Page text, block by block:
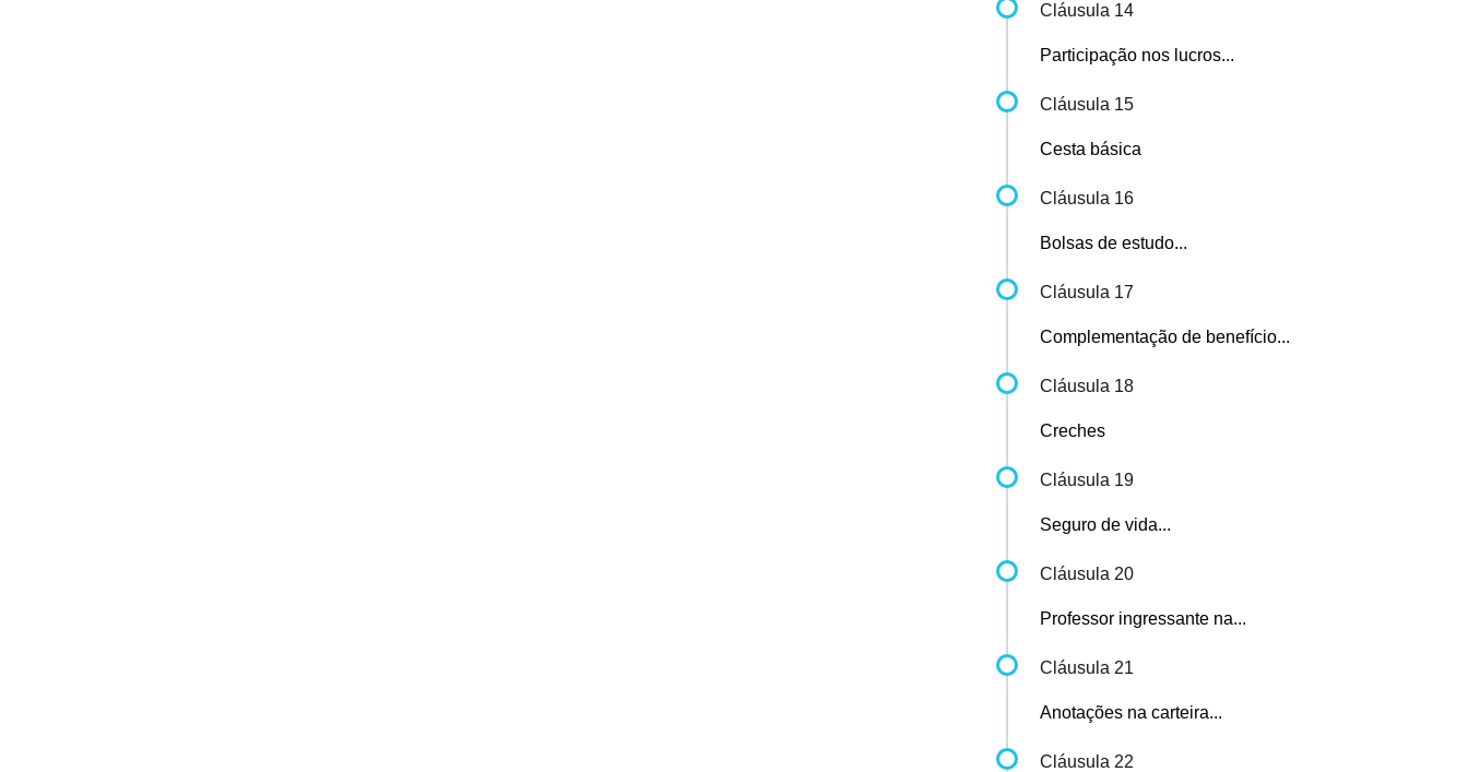
Cláusula 14
Participação nos lucros...
Cláusula 15
Cesta básica
Cláusula 16
Bolsas de estudo...
Cláusula 17
Complementação de benefício...
Cláusula 18
Creches
Cláusula 19
Seguro de vida...
Cláusula 20
Professor ingressante na...
Cláusula 21
Anotações na carteira...
Cláusula 22